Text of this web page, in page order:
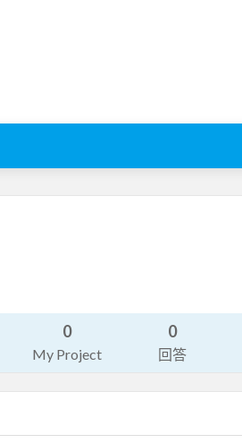
0
My Project
0
回答